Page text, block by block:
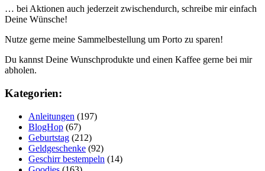
… bei Aktionen auch jederzeit zwischendurch, schreibe mir einfach
Deine Wünsche!
Nutze gerne meine Sammelbestellung um Porto zu sparen!
Du kannst Deine Wunschprodukte und einen Kaffee gerne bei mir
abholen.
Kategorien:
Anleitungen (197)
BlogHop (67)
Geburtstag (212)
Geldgeschenke (92)
Geschirr bestempeln (14)